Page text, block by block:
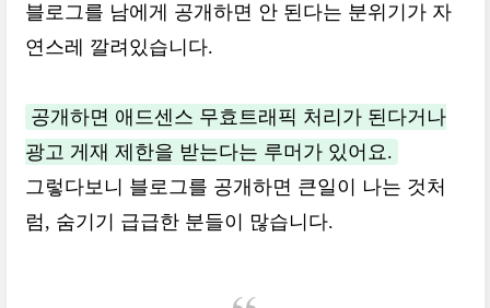
블로그를 남에게 공개하면 안 된다는 분위기가 자
연스레 깔려있습니다.
공개하면 애드센스 무효트래픽 처리가 된다거나
광고 게재 제한을 받는다는 루머가 있어요.
그렇다보니 블로그를 공개하면 큰일이 나는 것처
럼, 숨기기 급급한 분들이 많습니다.